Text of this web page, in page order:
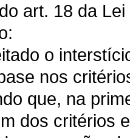
art. 18 da
o
nos
que, na
dos critérios